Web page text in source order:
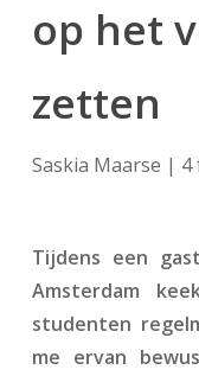
op het
zetten
Saskia Maarse |
Tijdens een
Amsterdam
studenten
me ervan